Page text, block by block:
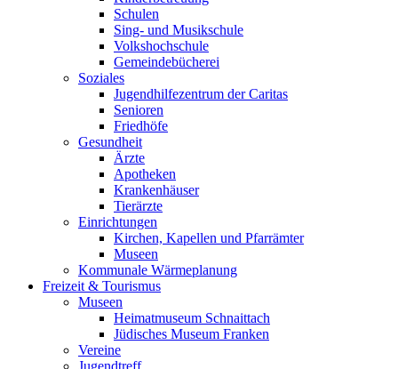
Schulen
Sing- und Musikschule
Volkshochschule
Gemeindebücherei
Soziales
Jugendhilfezentrum der Caritas
Senioren
Friedhöfe
Gesundheit
Ärzte
Apotheken
Krankenhäuser
Tierärzte
Einrichtungen
Kirchen, Kapellen und Pfarrämter
Museen
Kommunale Wärmeplanung
Freizeit & Tourismus
Museen
Heimatmuseum Schnaittach
Jüdisches Museum Franken
Vereine
Jugendtreff